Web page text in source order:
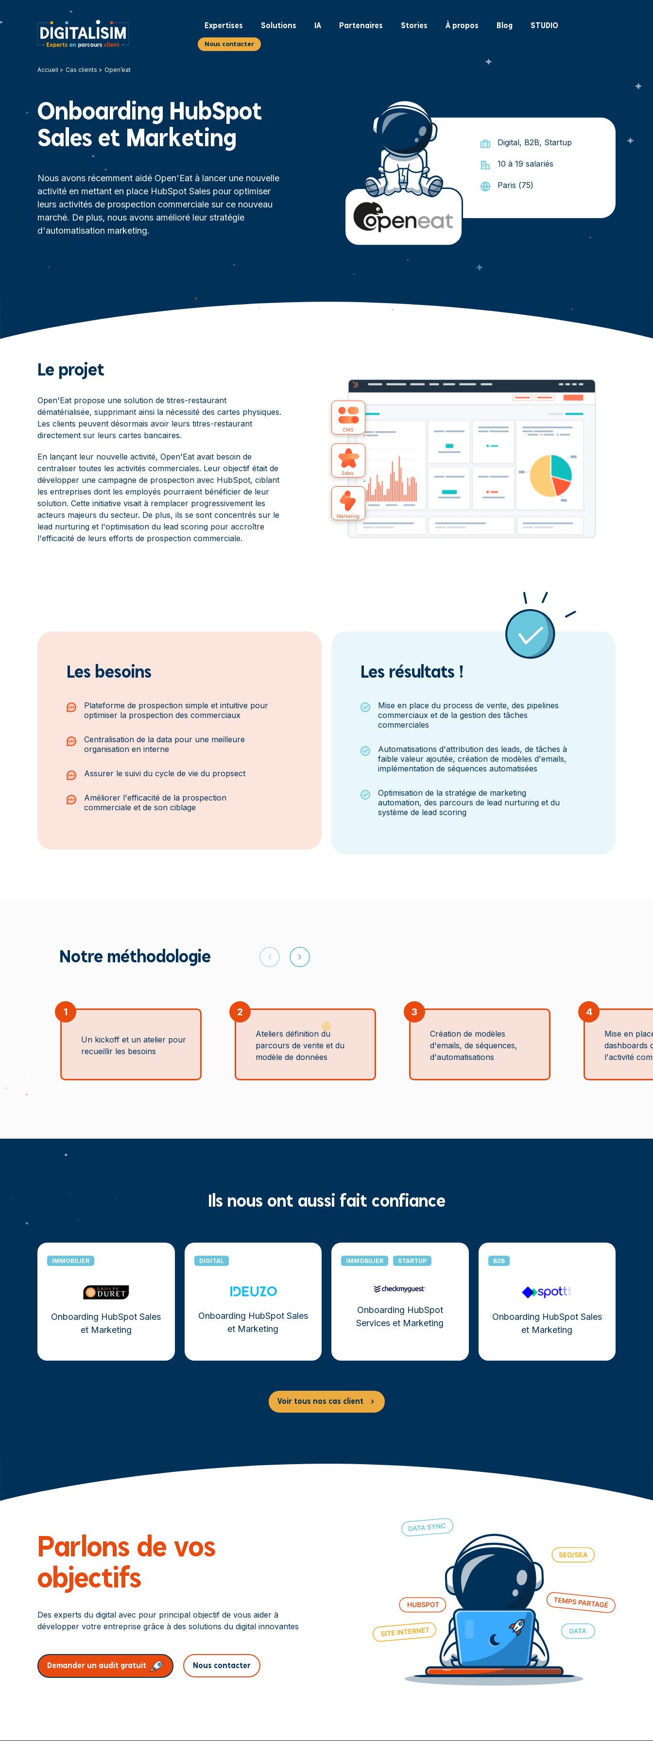
Expertises Solutions IA Partenaires Stories À propos Blog STUDIO
Nous contacter
Accueil Cas clients Open’eat
Onboarding HubSpot
Sales et Marketing
Nous avons récemment aidé Open'Eat à lancer une nouvelle
activité en mettant en place HubSpot Sales pour optimiser
leurs activités de prospection commerciale sur ce nouveau
marché. De plus, nous avons amélioré leur stratégie
d'automatisation marketing.
Digital, B2B, Startup
10 à 19 salariés
Paris (75)
Le projet
Open'Eat propose une solution de titres-restaurant
dématérialisée, supprimant ainsi la nécessité des cartes physiques.
Les clients peuvent désormais avoir leurs titres-restaurant
directement sur leurs cartes bancaires.
En lançant leur nouvelle activité, Open'Eat avait besoin de
centraliser toutes les activités commerciales. Leur objectif était de
développer une campagne de prospection avec HubSpot, ciblant
les entreprises dont les employés pourraient bénéficier de leur
solution. Cette initiative visait à remplacer progressivement les
acteurs majeurs du secteur. De plus, ils se sont concentrés sur le
lead nurturing et l'optimisation du lead scoring pour accroître
l'efficacité de leurs efforts de prospection commerciale.
Les besoins
Plateforme de prospection simple et intuitive pour
optimiser la prospection des commerciaux
Centralisation de la data pour une meilleure
organisation en interne
Assurer le suivi du cycle de vie du propsect
Améliorer l'efficacité de la prospection
commerciale et de son ciblage
Les résultats !
Mise en place du process de vente, des pipelines
commerciaux et de la gestion des tâches
commerciales
Automatisations d'attribution des leads, de tâches à
faible valeur ajoutée, création de modèles d'emails,
implémentation de séquences automatisées
Optimisation de la stratégie de marketing
automation, des parcours de lead nurturing et du
système de lead scoring
Notre méthodologie
1
Un kickoff et un atelier pour
recueillir les besoins
2
Ateliers définition du
parcours de vente et du
modèle de données
3
Création de modèles
d'emails, de séquences,
d'automatisations
4
Mise en
dashboards
l'activité
Ils nous ont aussi fait confiance
IMMOBILIER
Onboarding HubSpot Sales
et Marketing
DIGITAL
Onboarding HubSpot Sales
et Marketing
IMMOBILIER STARTUP
Onboarding HubSpot
Services et Marketing
B2B
Onboarding HubSpot Sales
et Marketing
Voir tous nos cas client
Parlons de vos
objectifs
Des experts du digital avec pour principal objectif de vous aider à
développer votre entreprise grâce à des solutions du digital innovantes
Demander un audit gratuit Nous contacter